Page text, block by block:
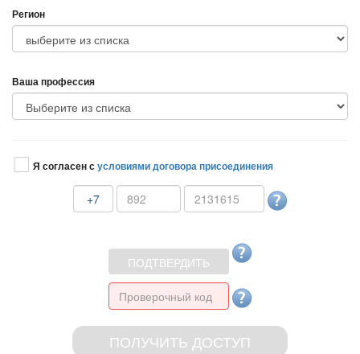
Регион
аша профессия
Я согласен сусловиями договора присоединения
+7